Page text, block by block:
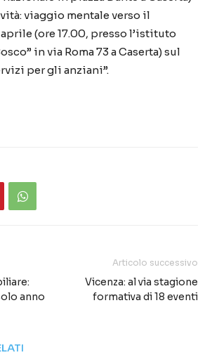
viaggio mentale verso il
(ore 17.00, presso l’istituto
in via Roma 73 a Caserta) sul
per gli anziani”.
anno
Articolo successivo
Vicenza: al via stagione
formativa di 18 eventi